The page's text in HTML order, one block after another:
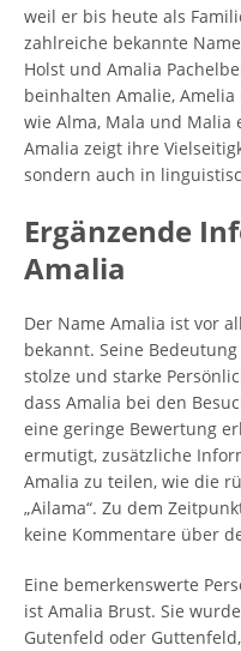
weil er bis heute als
zahlreiche bekannte
Holst und Amalia
beinhalten Amalie,
wie Alma, Mala und
Amalia zeigt ihre
sondern auch in
Ergänzende
Amalia
Der Name Amalia ist vor
bekannt. Seine
stolze und starke
dass Amalia bei den
eine geringe Bewertung
ermutigt, zusätzliche
Amalia zu teilen, wie die
„Ailama“. Zu dem
keine Kommentare über
Eine bemerkenswerte
ist Amalia Brust. Sie
Gutenfeld oder